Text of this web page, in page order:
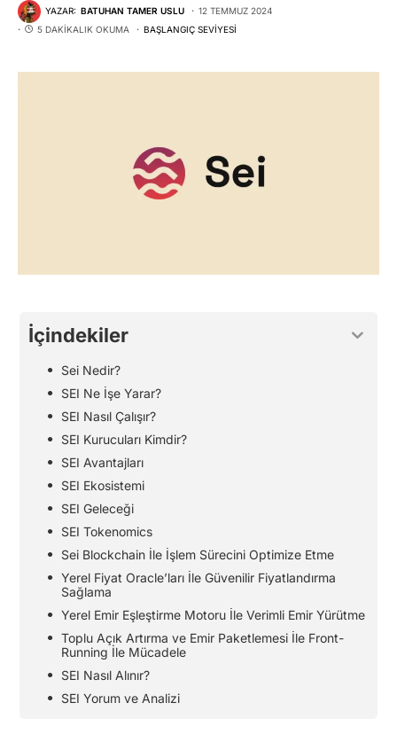
YAZAR: BATUHAN TAMER USLU
12 TEMMUZ 2024
5 DAKIKALIK OKUMA
BAŞLANGIÇ SEVIYESI
İçindekiler
Sei Nedir?
SEI Ne İşe Yarar?
SEI Nasıl Çalışır?
SEI Kurucuları Kimdir?
SEI Avantajları
SEI Ekosistemi
SEI Geleceği
SEI Tokenomics
Sei Blockchain İle İşlem Sürecini Optimize Etme
Yerel Fiyat Oracle’ları İle Güvenilir Fiyatlandırma
Sağlama
Yerel Emir Eşleştirme Motoru İle Verimli Emir Yürütme
Toplu Açık Artırma ve Emir Paketlemesi İle Front-
Running İle Mücadele
SEI Nasıl Alınır?
SEI Yorum ve Analizi